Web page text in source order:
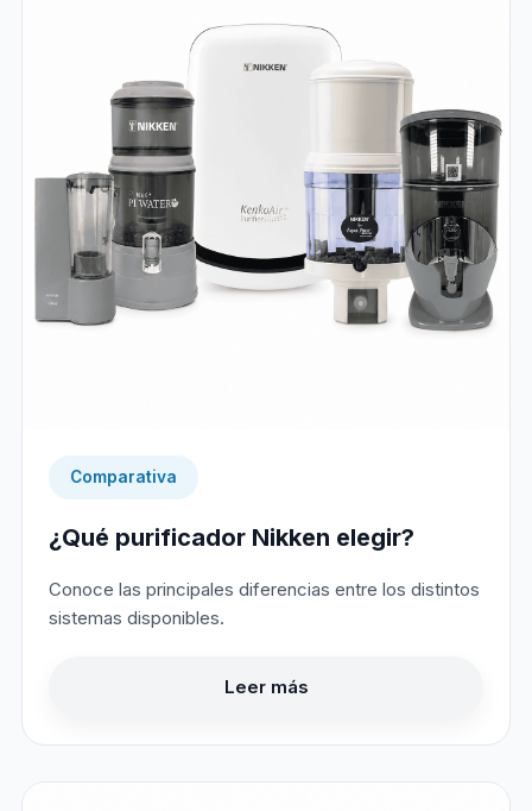
Comparativa
¿Qué purificador Nikken elegir?
Conoce las principales diferencias entre los distintos
sistemas disponibles.
Leer más